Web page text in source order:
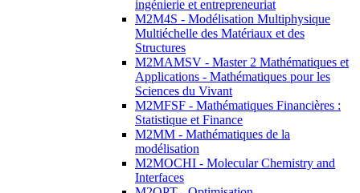
ingénierie et entrepreneuriat
M2M4S - Modélisation Multiphysique
Multiéchelle des Matériaux et des
Structures
M2MAMSV - Master 2 Mathématiques et
Applications - Mathématiques pour les
Sciences du Vivant
M2MFSF - Mathématiques Financières :
Statistique et Finance
M2MM - Mathématiques de la
modélisation
M2MOCHI - Molecular Chemistry and
Interfaces